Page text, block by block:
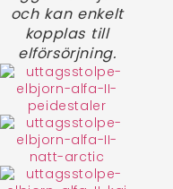
och kan enkelt
kopplas till
elförsörjning.